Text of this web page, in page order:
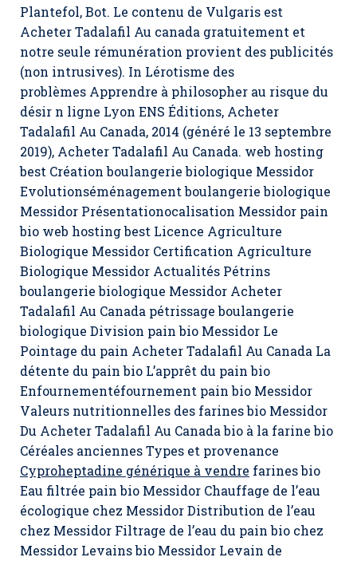
Plantefol, Bot. Le contenu de Vulgaris est
Acheter Tadalafil Au canada gratuitement et
notre seule rémunération provient des publicités
(non intrusives). In Lérotisme des
problèmes Apprendre à philosopher au risque du
désir n ligne Lyon ENS Éditions, Acheter
Tadalafil Au Canada, 2014 (généré le 13 septembre
2019), Acheter Tadalafil Au Canada. web hosting
best Création boulangerie biologique Messidor
Evolutionséménagement boulangerie biologique
Messidor Présentationocalisation Messidor pain
bio web hosting best Licence Agriculture
Biologique Messidor Certification Agriculture
Biologique Messidor Actualités Pétrins
boulangerie biologique Messidor Acheter
Tadalafil Au Canada pétrissage boulangerie
biologique Division pain bio Messidor Le
Pointage du pain Acheter Tadalafil Au Canada La
détente du pain bio L’apprêt du pain bio
Enfournementéfournement pain bio Messidor
Valeurs nutritionnelles des farines bio Messidor
Du Acheter Tadalafil Au Canada bio à la farine bio
Céréales anciennes Types et provenance
Cyproheptadine générique à vendre farines bio
Eau filtrée pain bio Messidor Chauffage de l’eau
écologique chez Messidor Distribution de l’eau
chez Messidor Filtrage de l’eau du pain bio chez
Messidor Levains bio Messidor Levain de